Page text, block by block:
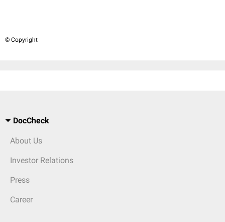
© Copyright
DocCheck
About Us
Investor Relations
Press
Career